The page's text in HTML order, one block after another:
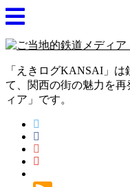
「えきログKANSAI」
て、関西の街の魅力を
ィア」です。